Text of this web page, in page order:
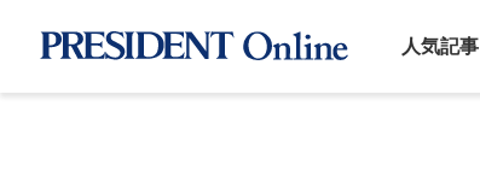
人気記事